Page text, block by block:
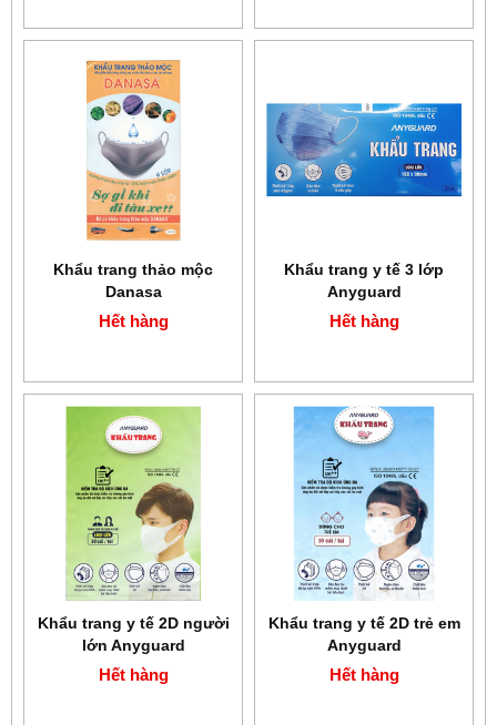
Khẩu trang thảo mộc
Danasa
Hết hàng
Khẩu trang y tế 3 lớp
Anyguard
Hết hàng
Khẩu trang y tế 2D người
lớn Anyguard
Hết hàng
Khẩu trang y tế 2D trẻ em
Anyguard
Hết hàng